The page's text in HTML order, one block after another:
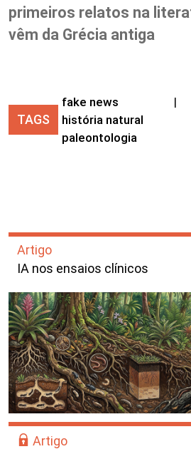
primeiros relatos na
vêm da Grécia antiga
TAGS
fake news |
história natural
paleontologia
Artigo
IA nos ensaios clínicos
Artigo